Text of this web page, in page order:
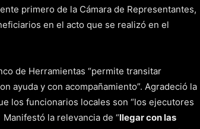
primero de la Cámara de Representantes,
en el acto que se realizó en el
de Herramientas “permite transitar
ayuda y con acompañamiento”. Agradeció la
los funcionarios locales son “los ejecutores
la relevancia de “llegar con las